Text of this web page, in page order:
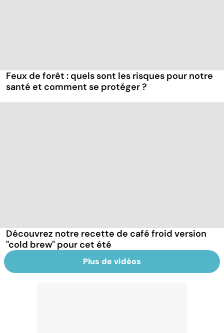
Feux de forêt : quels sont les risques pour notre
santé et comment se protéger ?
Découvrez notre recette de café froid version
"cold brew" pour cet été
Plus de vidéos